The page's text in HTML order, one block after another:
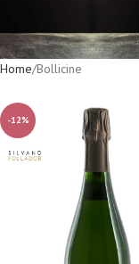
Home Bollicine
-12%